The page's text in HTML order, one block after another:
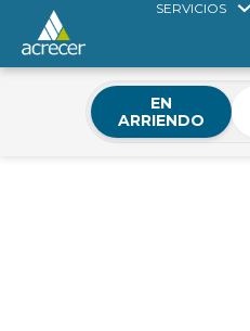
SERVICIOS
EN
ARRIENDO